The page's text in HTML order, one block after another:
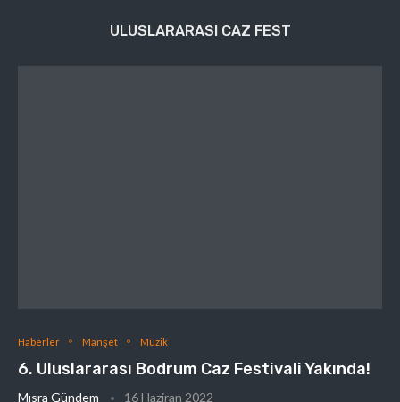
ULUSLARARASI CAZ FEST
Haberler Manşet Müzik
6. Uluslararası Bodrum Caz Festivali Yakında!
Mısra Gündem 16 Haziran 2022